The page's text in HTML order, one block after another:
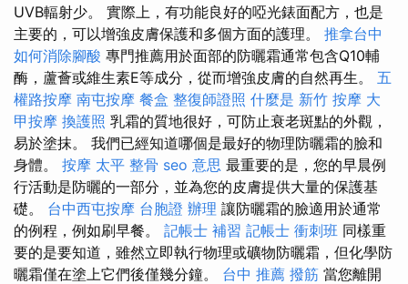
UVB輻射少。 實際上，有功能良好的啞光錶面配方，也是
主要的，可以增強皮膚保護和多個方面的護理。 推拿台中
如何消除腳酸 專門推薦用於面部的防曬霜通常包含Q10輔
酶，蘆薈或維生素E等成分，從而增強皮膚的自然再生。 五
權路按摩 南屯按摩 餐盒 整復師證照 什麼是 新竹 按摩 大
甲按摩 換護照 乳霜的質地很好，可防止衰老斑點的外觀，
易於塗抹。 我們已經知道哪個是最好的物理防曬霜的臉和
身體。 按摩 太平 整骨 seo 意思 最重要的是，您的早晨例
行活動是防曬的一部分，並為您的皮膚提供大量的保護基
礎。 台中西屯按摩 台胞證 辦理 讓防曬霜的臉適用於通常
的例程，例如刷早餐。 記帳士 補習 記帳士 衝刺班 同樣重
要的是要知道，雖然立即執行物理或礦物防曬霜，但化學防
曬霜僅在塗上它們後僅幾分鐘。 台中 推薦 撥筋 當您離開